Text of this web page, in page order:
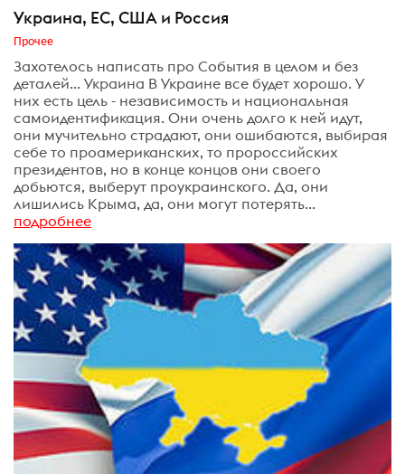
Украина, ЕС, США и Россия
Прочее
Захотелось написать про События в целом и без
деталей... Украина В Украине все будет хорошо. У
них есть цель - независимость и национальная
самоидентификация. Они очень долго к ней идут,
они мучительно страдают, они ошибаются, выбирая
себе то проамериканских, то пророссийских
президентов, но в конце концов они своего
добьются, выберут проукраинского. Да, они
лишились Крыма, да, они могут потерять...
подробнее